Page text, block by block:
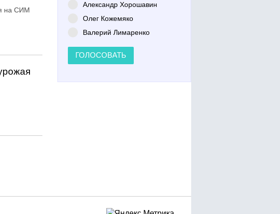
на СИМ
Александр Хорошавин
Олег Кожемяко
Валерий Лимаренко
ГОЛОСОВАТЬ